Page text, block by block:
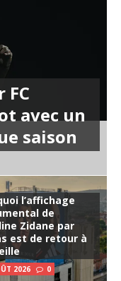
FC
avec un
saison
l’affichage
de
Zidane par
est de retour à
2026 0